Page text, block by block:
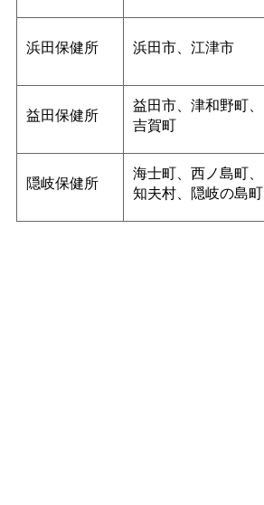
浜田保健所 浜田市、江津市
益田保健所
益田市、津和野町、
吉賀町
隠岐保健所
海士町、西ノ島町、
知夫村、隠岐の島町